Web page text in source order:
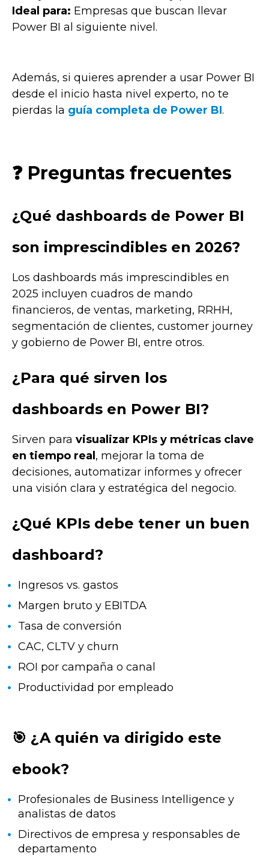
Ideal para: Empresas que buscan llevar
Power BI al siguiente nivel.
Además, si quieres aprender a usar Power BI
desde el inicio hasta nivel experto, no te
pierdas la guía completa de Power BI.
❓ Preguntas frecuentes
¿Qué dashboards de Power BI
son imprescindibles en 2026?
Los dashboards más imprescindibles en
2025 incluyen cuadros de mando
financieros, de ventas, marketing, RRHH,
segmentación de clientes, customer journey
y gobierno de Power BI, entre otros.
¿Para qué sirven los
dashboards en Power BI?
Sirven para visualizar KPIs y métricas clave
en tiempo real , mejorar la toma de
decisiones, automatizar informes y ofrecer
una visión clara y estratégica del negocio.
¿Qué KPIs debe tener un buen
dashboard?
Ingresos vs. gastos
Margen bruto y EBITDA
Tasa de conversión
CAC, CLTV y churn
ROI por campaña o canal
Productividad por empleado
🎯 ¿A quién va dirigido este
ebook?
Profesionales de Business Intelligence y
analistas de datos
Directivos de empresa y responsables de
departamento